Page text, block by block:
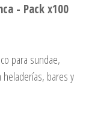
- Pack x100
para sundae,
heladerías, bares y